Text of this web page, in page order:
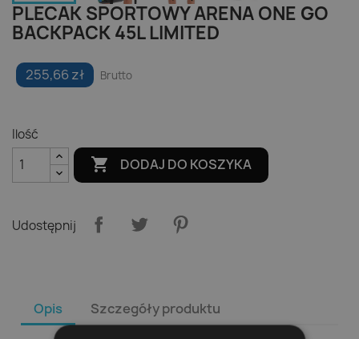
PLECAK SPORTOWY ARENA ONE GO
BACKPACK 45L LIMITED
255,66 zł Brutto
Ilość
 DODAJ DO KOSZYKA
Udostępnij
Opis Szczegóły produktu